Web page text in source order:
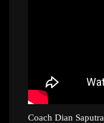
Coach Dian Saputra